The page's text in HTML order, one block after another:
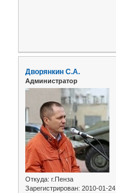
Дворянкин С.А.
Администратор
Откуда: г.Пенза
Зарегистрирован: 2010-01-24